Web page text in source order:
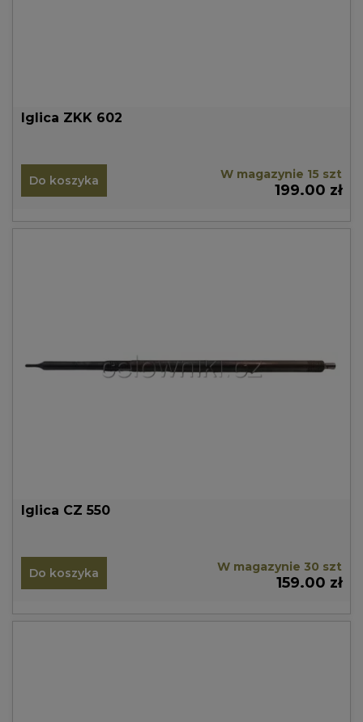
Iglica ZKK 602
Do koszyka W magazynie 15 szt
199.00 zł
Iglica CZ 550
Do koszyka W magazynie 30 szt
159.00 zł